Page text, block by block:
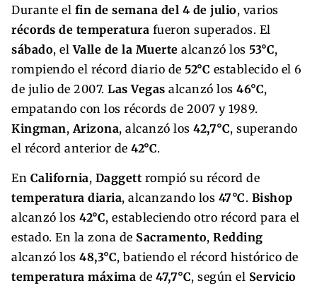
Durante el fin de semana del 4 de julio, varios
récords de temperatura fueron superados. El
sábado, elValle de la Muerte alcanzó los 53°C,
rompiendo el récord diario de 52°C establecido el 6
de julio de 2007. Las Vegas alcanzó los 46°C,
empatando con los récords de 2007 y 1989.
Kingman, Arizona, alcanzó los 42,7°C, superando
el récord anterior de 42°C.
En California, Daggett rompió su récord de
temperatura diaria, alcanzando los 47°C. Bishop
alcanzó los 42°C, estableciendo otro récord para el
estado. En la zona de Sacramento, Redding
alcanzó los 48,3°C, batiendo el récord histórico de
temperatura máxima de 47,7°C, según el Servicio